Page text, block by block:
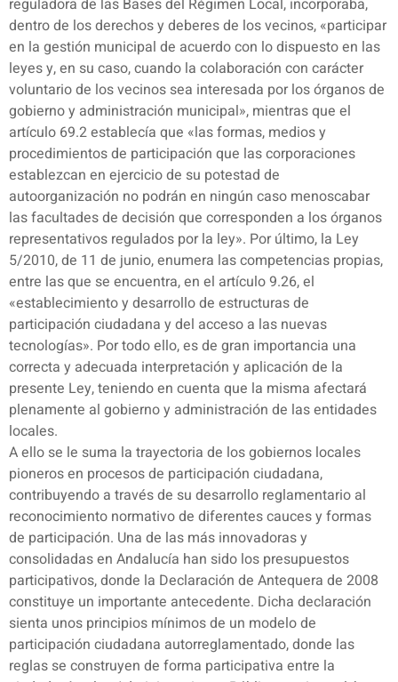
reguladora de las Bases del Régimen Local, incorporaba,
dentro de los derechos y deberes de los vecinos, «participar
en la gestión municipal de acuerdo con lo dispuesto en las
leyes y, en su caso, cuando la colaboración con carácter
voluntario de los vecinos sea interesada por los órganos de
gobierno y administración municipal», mientras que el
artículo 69.2 establecía que «las formas, medios y
procedimientos de participación que las corporaciones
establezcan en ejercicio de su potestad de
autoorganización no podrán en ningún caso menoscabar
las facultades de decisión que corresponden a los órganos
representativos regulados por la ley». Por último, la Ley
5/2010, de 11 de junio, enumera las competencias propias,
entre las que se encuentra, en el artículo 9.26, el
«establecimiento y desarrollo de estructuras de
participación ciudadana y del acceso a las nuevas
tecnologías». Por todo ello, es de gran importancia una
correcta y adecuada interpretación y aplicación de la
presente Ley, teniendo en cuenta que la misma afectará
plenamente al gobierno y administración de las entidades
locales.
A ello se le suma la trayectoria de los gobiernos locales
pioneros en procesos de participación ciudadana,
contribuyendo a través de su desarrollo reglamentario al
reconocimiento normativo de diferentes cauces y formas
de participación. Una de las más innovadoras y
consolidadas en Andalucía han sido los presupuestos
participativos, donde la Declaración de Antequera de 2008
constituye un importante antecedente. Dicha declaración
sienta unos principios mínimos de un modelo de
participación ciudadana autorreglamentado, donde las
reglas se construyen de forma participativa entre la